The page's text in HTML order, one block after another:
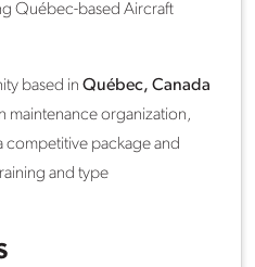
Québec-based Aircraft
based in Québec, Canada
maintenance organization,
competitive package and
and type